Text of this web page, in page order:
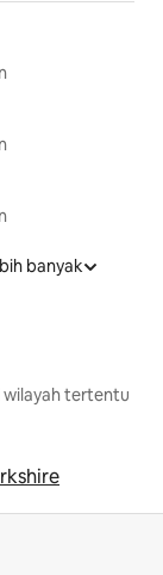
banyak
wilayah tertentu